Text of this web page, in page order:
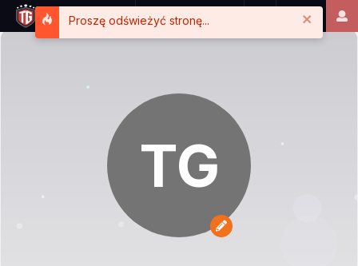
TG
Proszę odświeżyć stronę... Close